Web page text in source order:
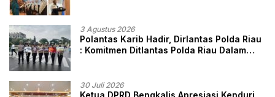
3 Agustus 2026
Polantas Karib Hadir, Dirlantas Polda Riau
: Komitmen Ditlantas Polda Riau Dalam
30 Juli 2026
Ketua DPRD Bengkalis Apresiasi Kenduri